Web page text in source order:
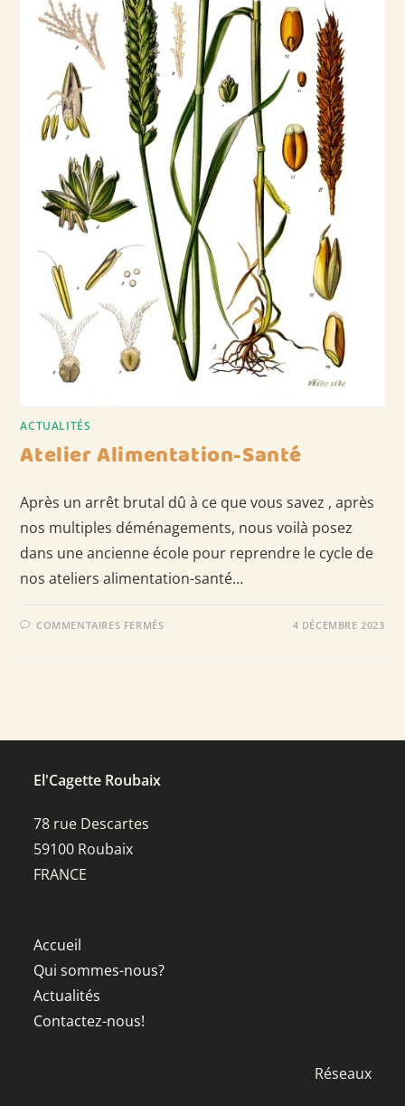
ACTUALITÉS
Atelier Alimentation-Santé
Après un arrêt brutal dû à ce que vous savez , après
nos multiples déménagements, nous voilà posez
dans une ancienne école pour reprendre le cycle de
nos ateliers alimentation-santé…
COMMENTAIRES FERMÉSSUR 4 DÉCEMBRE 2023
El'Cagette Roubaix
78 rue Descartes
59100 Roubaix
FRANCE
Accueil
Qui sommes-nous?
Actualités
Contactez-nous!
Réseaux